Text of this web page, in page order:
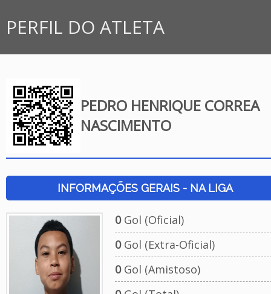
PERFIL DO ATLETA
PEDRO HENRIQUE CORREA
NASCIMENTO
INFORMAÇÕES GERAIS - NA LIGA
0Gol (Oficial)
0Gol (Extra-Oficial)
0Gol (Amistoso)